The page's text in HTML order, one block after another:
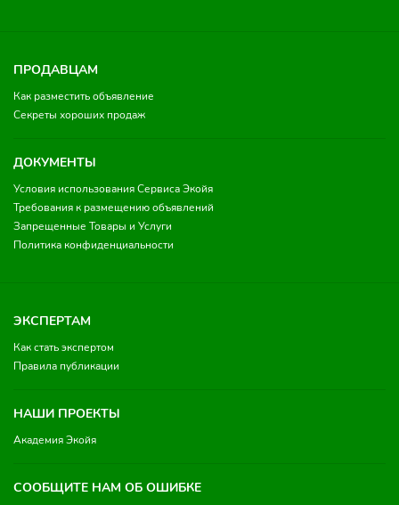
ПРОДАВЦАМ
Как разместить объявление
Секреты хороших продаж
ДОКУМЕНТЫ
Условия использования Сервиса Экойя
Требования к размещению объявлений
Запрещенные Товары и Услуги
Политика конфиденциальности
ЭКСПЕРТАМ
Как стать экспертом
Правила публикации
НАШИ ПРОЕКТЫ
Академия Экойя
СООБЩИТЕ НАМ ОБ ОШИБКЕ